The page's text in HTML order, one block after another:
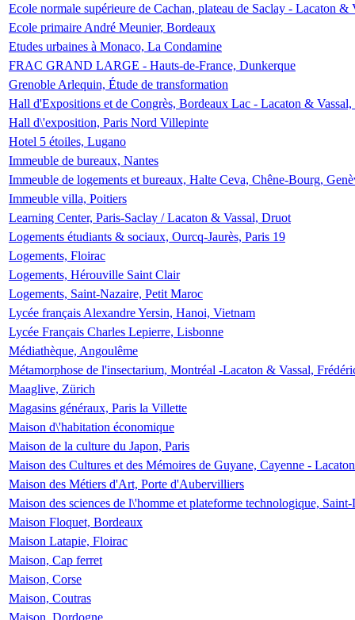
Ecole normale supérieure de Cachan, plateau de Saclay - Lacaton &
Ecole primaire André Meunier, Bordeaux
Etudes urbaines à Monaco, La Condamine
FRAC GRAND LARGE - Hauts-de-France, Dunkerque
Grenoble Arlequin, Étude de transformation
Hall d'Expositions et de Congrès, Bordeaux Lac - Lacaton &
Hall d\'exposition, Paris Nord Villepinte
Hotel 5 étoiles, Lugano
Immeuble de bureaux, Nantes
Immeuble de logements et bureaux, Halte Ceva, Chêne-Bourg,
Immeuble villa, Poitiers
Learning Center, Paris-Saclay / Lacaton & Vassal, Druot
Logements étudiants & sociaux, Ourcq-Jaurès, Paris 19
Logements, Floirac
Logements, Hérouville Saint Clair
Logements, Saint-Nazaire, Petit Maroc
Lycée français Alexandre Yersin, Hanoi, Vietnam
Lycée Français Charles Lepierre, Lisbonne
Médiathèque, Angoulême
Métamorphose de l'insectarium, Montréal -Lacaton & Vassal,
Maaglive, Zürich
Magasins généraux, Paris la Villette
Maison d\'habitation économique
Maison de la culture du Japon, Paris
Maison des Cultures et des Mémoires de Guyane, Cayenne -
Maison des Métiers d'Art, Porte d'Aubervilliers
Maison des sciences de l\'homme et plateforme technologique,
Maison Floquet, Bordeaux
Maison Latapie, Floirac
Maison, Cap ferret
Maison, Corse
Maison, Coutras
Maison, Dordogne